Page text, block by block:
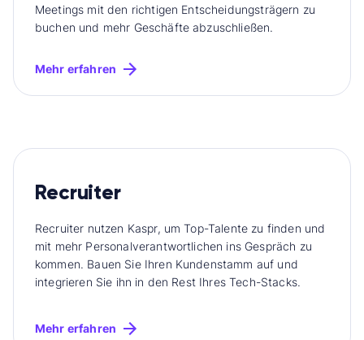
Meetings mit den richtigen Entscheidungsträgern zu
buchen und mehr Geschäfte abzuschließen.
Mehr erfahren
Recruiter
Recruiter nutzen Kaspr, um Top-Talente zu finden und
mit mehr Personalverantwortlichen ins Gespräch zu
kommen. Bauen Sie Ihren Kundenstamm auf und
integrieren Sie ihn in den Rest Ihres Tech-Stacks.
Mehr erfahren